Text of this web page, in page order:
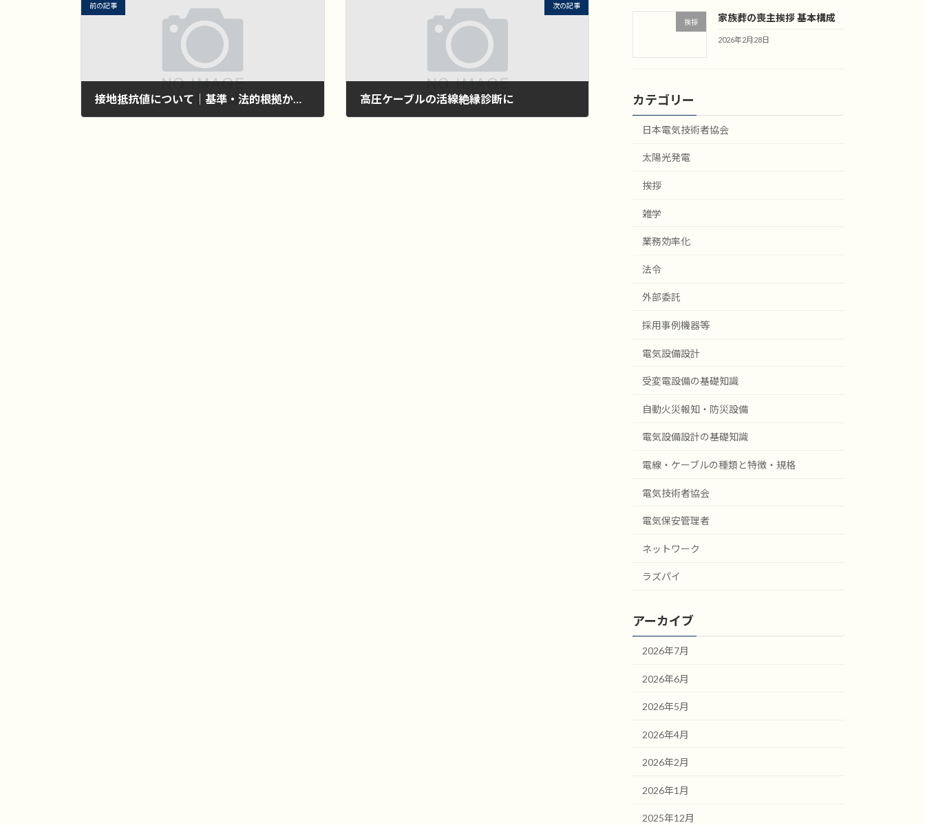
前の記事 次の記事
高圧ケーブルの活線絶縁診断に
挨拶 家族葬の喪主挨拶 基本構成
2026年2月28日
カテゴリー
日本電気技術者協会
太陽光発電
挨拶
雑学
業務効率化
法令
外部委託
採用事例機器等
電気設備設計
受変電設備の基礎知識
自動火災報知・防災設備
電気設備設計の基礎知識
電線・ケーブルの種類と特徴・規格
電気技術者協会
電気保安管理者
ネットワーク
ラズパイ
アーカイブ
2026年7月
2026年6月
2026年5月
2026年4月
2026年2月
2026年1月
2025年12月